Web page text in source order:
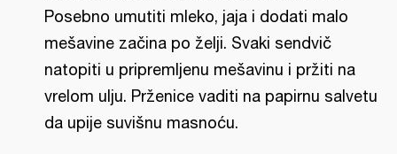
Posebno umutiti mleko, jaja i dodati malo
mešavine začina po želji. Svaki sendvič
natopiti u pripremljenu mešavinu i pržiti na
vrelom ulju. Prženice vaditi na papirnu salvetu
da upije suvišnu masnoću.